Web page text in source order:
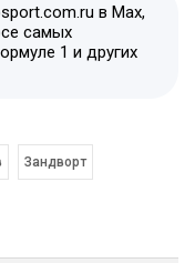
в Max,
самых
1 и других
Зандворт